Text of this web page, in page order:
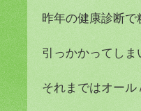
昨年の健康診断
引っかかってし
それまではオー